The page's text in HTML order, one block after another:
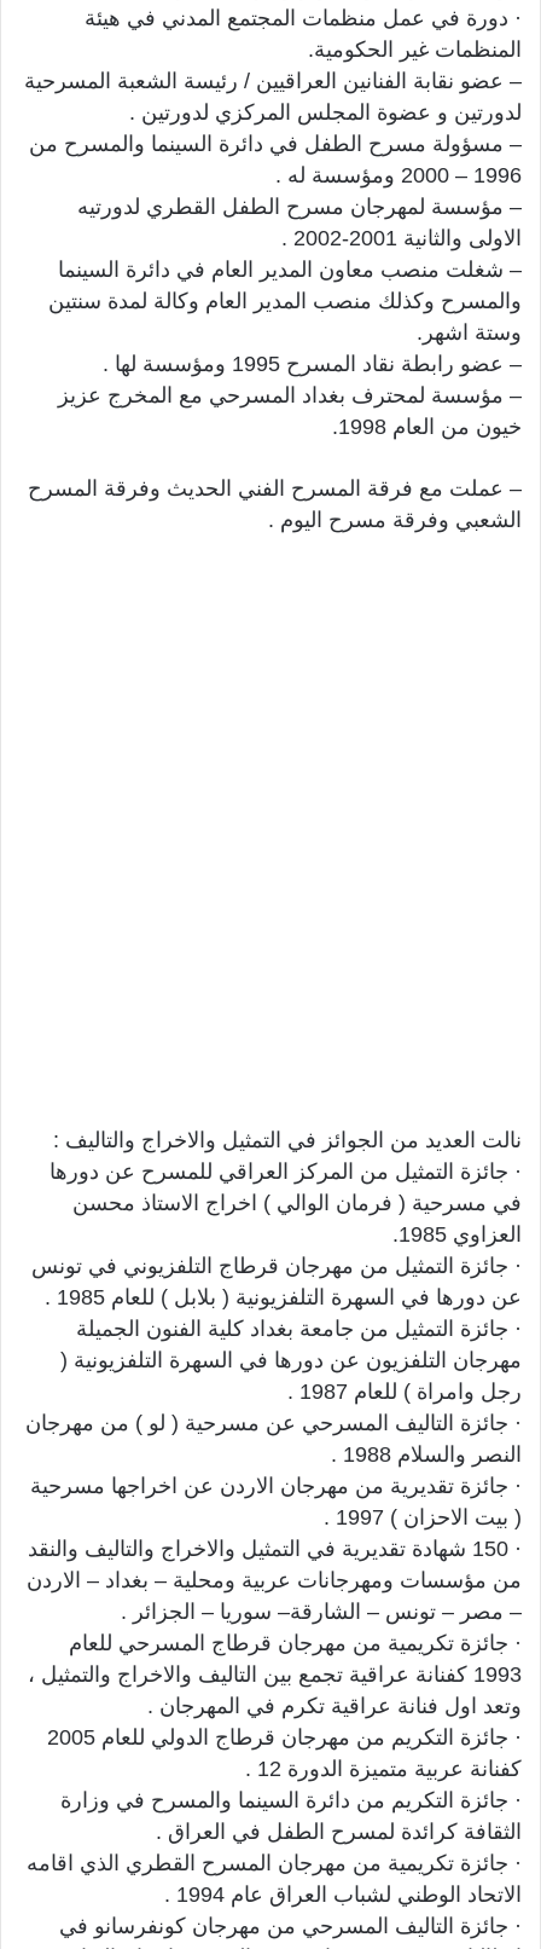
· دورة في عمل منظمات المجتمع المدني في هيئة
المنظمات غير الحكومية.
– عضو نقابة الفنانين العراقيين / رئيسة الشعبة المسرحية
لدورتين و عضوة المجلس المركزي لدورتين .
– مسؤولة مسرح الطفل في دائرة السينما والمسرح من
1996 – 2000 ومؤسسة له .
– مؤسسة لمهرجان مسرح الطفل القطري لدورتيه
الاولى والثانية 2001-2002 .
– شغلت منصب معاون المدير العام في دائرة السينما
والمسرح وكذلك منصب المدير العام وكالة لمدة سنتين
وستة اشهر.
– عضو رابطة نقاد المسرح 1995 ومؤسسة لها .
– مؤسسة لمحترف بغداد المسرحي مع المخرج عزيز
خيون من العام 1998.
– عملت مع فرقة المسرح الفني الحديث وفرقة المسرح
الشعبي وفرقة مسرح اليوم .
نالت العديد من الجوائز في التمثيل والاخراج والتاليف :
· جائزة التمثيل من المركز العراقي للمسرح عن دورها
في مسرحية ( فرمان الوالي ) اخراج الاستاذ محسن
العزاوي 1985.
· جائزة التمثيل من مهرجان قرطاج التلفزيوني في تونس
عن دورها في السهرة التلفزيونية ( بلابل ) للعام 1985 .
· جائزة التمثيل من جامعة بغداد كلية الفنون الجميلة
مهرجان التلفزيون عن دورها في السهرة التلفزيونية (
رجل وامراة ) للعام 1987 .
· جائزة التاليف المسرحي عن مسرحية ( لو ) من مهرجان
النصر والسلام 1988 .
· جائزة تقديرية من مهرجان الاردن عن اخراجها مسرحية
( بيت الاحزان ) 1997 .
· 150 شهادة تقديرية في التمثيل والاخراج والتاليف والنقد
من مؤسسات ومهرجانات عربية ومحلية – بغداد – الاردن
– مصر – تونس – الشارقة– سوريا – الجزائر .
· جائزة تكريمية من مهرجان قرطاج المسرحي للعام
1993 كفنانة عراقية تجمع بين التاليف والاخراج والتمثيل ،
وتعد اول فنانة عراقية تكرم في المهرجان .
· جائزة التكريم من مهرجان قرطاج الدولي للعام 2005
كفنانة عربية متميزة الدورة 12 .
· جائزة التكريم من دائرة السينما والمسرح في وزارة
الثقافة كرائدة لمسرح الطفل في العراق .
· جائزة تكريمية من مهرجان المسرح القطري الذي اقامه
الاتحاد الوطني لشباب العراق عام 1994 .
· جائزة التاليف المسرحي من مهرجان كونفرسانو في